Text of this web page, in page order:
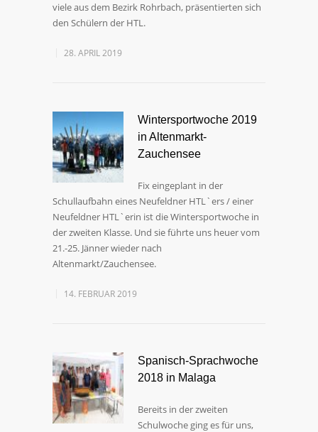
viele aus dem Bezirk Rohrbach, präsentierten sich
den Schülern der HTL.
28. APRIL 2019
Wintersportwoche 2019
in Altenmarkt-
Zauchensee
Fix eingeplant in der
Schullaufbahn eines Neufeldner HTL`ers / einer
Neufeldner HTL`erin ist die Wintersportwoche in
der zweiten Klasse. Und sie führte uns heuer vom
21.-25. Jänner wieder nach
Altenmarkt/Zauchensee.
14. FEBRUAR 2019
Spanisch-Sprachwoche
2018 in Malaga
Bereits in der zweiten
Schulwoche ging es für uns,